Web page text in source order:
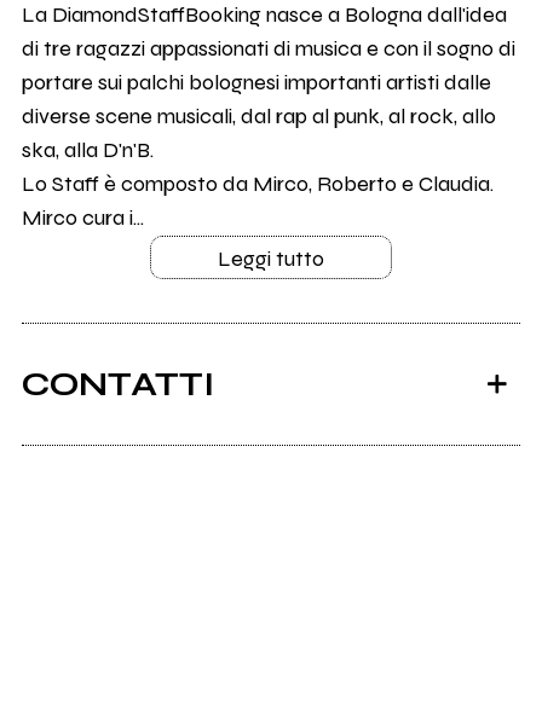
La DiamondStaffBooking nasce a Bologna dall'idea
di tre ragazzi appassionati di musica e con il sogno di
portare sui palchi bolognesi importanti artisti dalle
diverse scene musicali, dal rap al punk, al rock, allo
ska, alla D'n'B.
Lo Staff è composto da Mirco, Roberto e Claudia.
Mirco cura i...
Leggi tutto
CONTATTI